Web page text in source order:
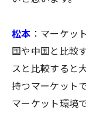
松本 ：マーケッ
国や中国と比較
スと比較すると
持つマーケット
マーケット環境で